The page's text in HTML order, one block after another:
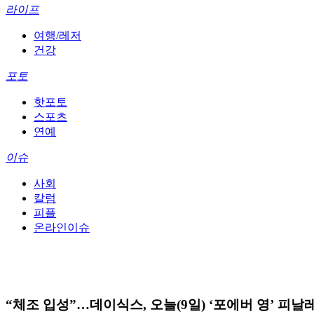
라이프
여행/레저
건강
포토
핫포토
스포츠
연예
이슈
사회
칼럼
피플
온라인이슈
“체조 입성”…데이식스, 오늘(9일) ‘포에버 영’ 피날